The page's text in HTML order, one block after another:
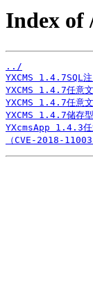
Index of
../
YXCMS 1.4.7SQL
YXCMS 1.4.7任意
YXCMS 1.4.7任意
YXCMS 1.4.7储存
YXcmsApp 1.4.3任
（CVE-2018-